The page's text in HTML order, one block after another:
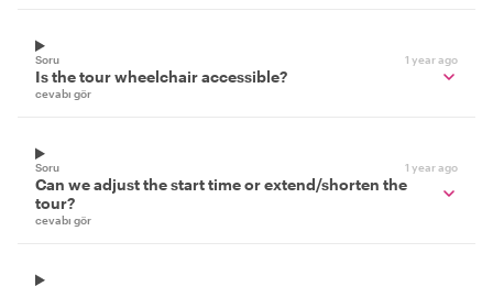
Soru 1 year ago
Is the tour wheelchair accessible?
cevabı gör
Soru 1 year ago
Can we adjust the start time or extend/shorten the
tour?
cevabı gör